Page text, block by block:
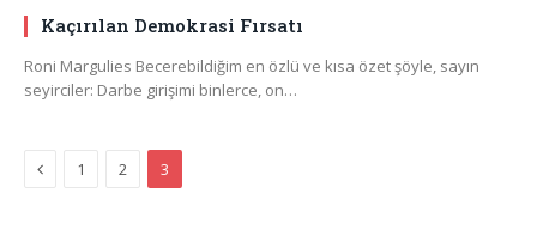
Kaçırılan Demokrasi Fırsatı
Roni Margulies Becerebildiğim en özlü ve kısa özet şöyle, sayın
seyirciler: Darbe girişimi binlerce, on…
Previous
1 2 3